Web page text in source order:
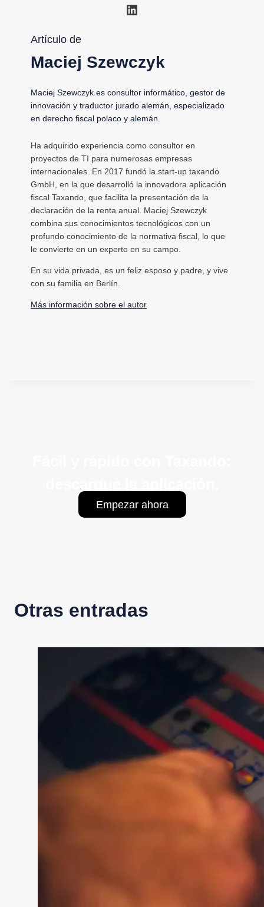
LinkedIn
Artículo de
Maciej Szewczyk
Maciej Szewczyk es consultor informático, gestor de
innovación y traductor jurado alemán, especializado
en derecho fiscal polaco y alemán.
Ha adquirido experiencia como consultor en
proyectos de TI para numerosas empresas
internacionales. En 2017 fundó la start-up taxando
GmbH, en la que desarrolló la innovadora aplicación
fiscal Taxando, que facilita la presentación de la
declaración de la renta anual. Maciej Szewczyk
combina sus conocimientos tecnológicos con un
profundo conocimiento de la normativa fiscal, lo que
le convierte en un experto en su campo.
En su vida privada, es un feliz esposo y padre, y vive
con su familia en Berlín.
Más información sobre el autor
Empezar ahora
Otras entradas